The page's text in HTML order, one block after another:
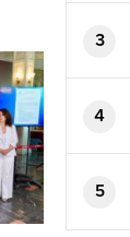
3
4
5